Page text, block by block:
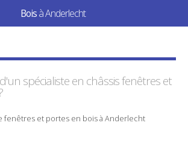
spécialiste en châssisfenêtres et
fenêtres et portes en boisà Anderlecht
Boisà Anderlecht